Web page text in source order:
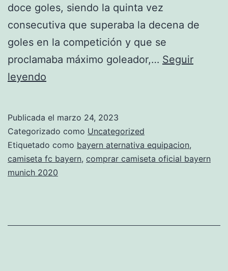
doce goles, siendo la quinta vez
consecutiva que superaba la decena de
goles en la competición y que se
proclamaba máximo goleador,… Seguir
leyendo
munich
2018
sergio
ramos
Publicada el marzo 24, 2023
Categorizado como Uncategorized
Etiquetado como bayern aternativa equipacion,
camiseta fc bayern, comprar camiseta oficial bayern
munich 2020